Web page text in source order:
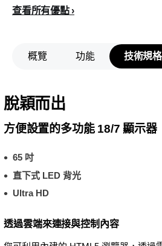
查看所有優點
概覽 功能 技術規格
脫穎而出
方便設置的多功能 18/7 顯示器
65 吋
直下式 LED 背光
Ultra HD
透過雲端來連接與控制內容